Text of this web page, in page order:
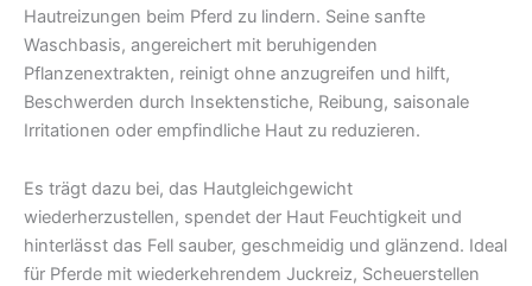
Hautreizungen beim Pferd zu lindern. Seine sanfte
Waschbasis, angereichert mit beruhigenden
Pflanzenextrakten, reinigt ohne anzugreifen und hilft,
Beschwerden durch Insektenstiche, Reibung, saisonale
Irritationen oder empfindliche Haut zu reduzieren.
Es trägt dazu bei, das Hautgleichgewicht
wiederherzustellen, spendet der Haut Feuchtigkeit und
hinterlässt das Fell sauber, geschmeidig und glänzend. Ideal
für Pferde mit wiederkehrendem Juckreiz, Scheuerstellen